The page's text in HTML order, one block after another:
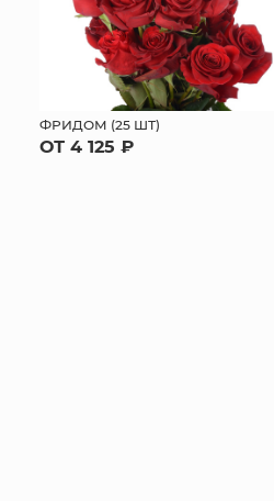
ФРИДОМ (25 ШТ)
ОТ 4 125 ₽